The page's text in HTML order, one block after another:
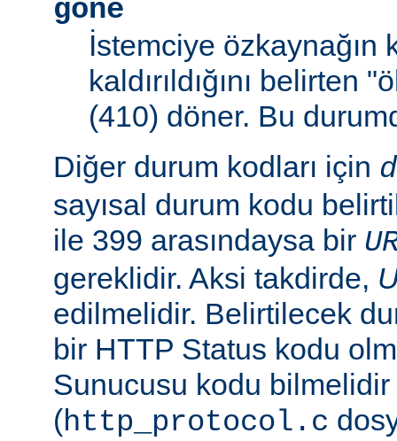
gone
İstemciye özkaynağın
kaldırıldığını belirten
(410) döner. Bu
Diğer durum kodları için
sayısal durum kodu
ile 399 arasındaysa bir
gereklidir. Aksi takdirde,
edilmelidir. Belirtilecek
bir HTTP Status kodu
Sunucusu kodu bilmelidir
(http_protocol.c